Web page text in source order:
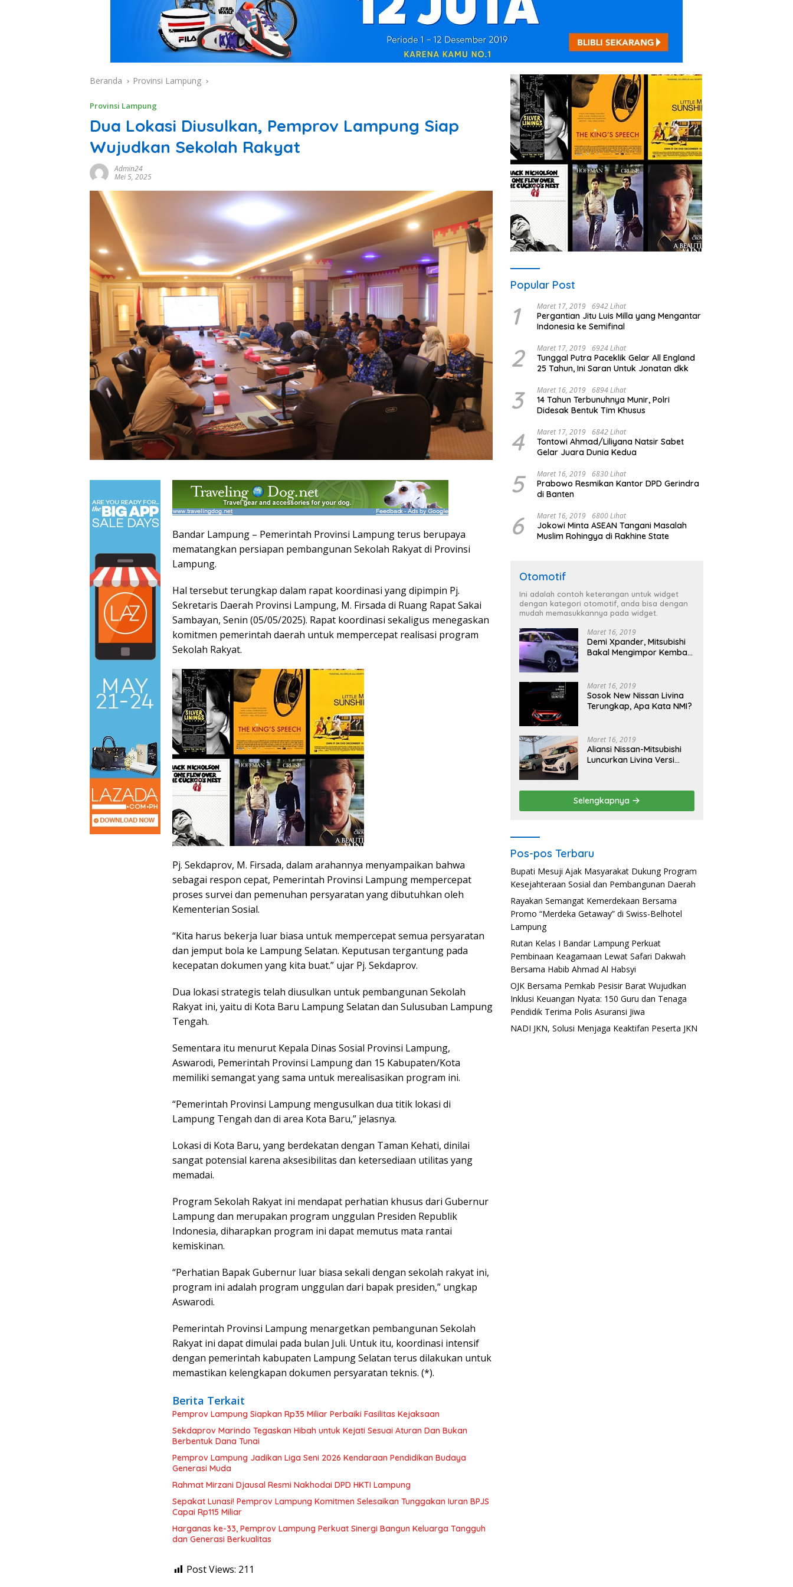
Beranda Provinsi Lampung
Provinsi Lampung
Dua Lokasi Diusulkan, Pemprov Lampung Siap
Wujudkan Sekolah Rakyat
Admin24
Mei 5, 2025
Bandar Lampung – Pemerintah Provinsi Lampung terus berupaya
mematangkan persiapan pembangunan Sekolah Rakyat di Provinsi
Lampung.
Hal tersebut terungkap dalam rapat koordinasi yang dipimpin Pj.
Sekretaris Daerah Provinsi Lampung, M. Firsada di Ruang Rapat Sakai
Sambayan, Senin (05/05/2025). Rapat koordinasi sekaligus menegaskan
komitmen pemerintah daerah untuk mempercepat realisasi program
Sekolah Rakyat.
Pj. Sekdaprov, M. Firsada, dalam arahannya menyampaikan bahwa
sebagai respon cepat, Pemerintah Provinsi Lampung mempercepat
proses survei dan pemenuhan persyaratan yang dibutuhkan oleh
Kementerian Sosial.
“Kita harus bekerja luar biasa untuk mempercepat semua persyaratan
dan jemput bola ke Lampung Selatan. Keputusan tergantung pada
kecepatan dokumen yang kita buat.” ujar Pj. Sekdaprov.
Dua lokasi strategis telah diusulkan untuk pembangunan Sekolah
Rakyat ini, yaitu di Kota Baru Lampung Selatan dan Sulusuban Lampung
Tengah.
Sementara itu menurut Kepala Dinas Sosial Provinsi Lampung,
Aswarodi, Pemerintah Provinsi Lampung dan 15 Kabupaten/Kota
memiliki semangat yang sama untuk merealisasikan program ini.
“Pemerintah Provinsi Lampung mengusulkan dua titik lokasi di
Lampung Tengah dan di area Kota Baru,” jelasnya.
Lokasi di Kota Baru, yang berdekatan dengan Taman Kehati, dinilai
sangat potensial karena aksesibilitas dan ketersediaan utilitas yang
memadai.
Program Sekolah Rakyat ini mendapat perhatian khusus dari Gubernur
Lampung dan merupakan program unggulan Presiden Republik
Indonesia, diharapkan program ini dapat memutus mata rantai
kemiskinan.
“Perhatian Bapak Gubernur luar biasa sekali dengan sekolah rakyat ini,
program ini adalah program unggulan dari bapak presiden,” ungkap
Aswarodi.
Pemerintah Provinsi Lampung menargetkan pembangunan Sekolah
Rakyat ini dapat dimulai pada bulan Juli. Untuk itu, koordinasi intensif
dengan pemerintah kabupaten Lampung Selatan terus dilakukan untuk
memastikan kelengkapan dokumen persyaratan teknis. (*).
Berita Terkait
Pemprov Lampung Siapkan Rp35 Miliar Perbaiki Fasilitas Kejaksaan
Sekdaprov Marindo Tegaskan Hibah untuk Kejati Sesuai Aturan Dan Bukan
Berbentuk Dana Tunai
Pemprov Lampung Jadikan Liga Seni 2026 Kendaraan Pendidikan Budaya
Generasi Muda
Rahmat Mirzani Djausal Resmi Nakhodai DPD HKTI Lampung
Sepakat Lunasi! Pemprov Lampung Komitmen Selesaikan Tunggakan Iuran BPJS
Capai Rp115 Miliar
Harganas ke-33, Pemprov Lampung Perkuat Sinergi Bangun Keluarga Tangguh
dan Generasi Berkualitas
Post Views: 211
Popular Post
1 Maret 17, 2019 6942 Lihat
Pergantian Jitu Luis Milla yang Mengantar
Indonesia ke Semifinal
2 Maret 17, 2019 6924 Lihat
Tunggal Putra Paceklik Gelar All England
25 Tahun, Ini Saran Untuk Jonatan dkk
3 Maret 16, 2019 6894 Lihat
14 Tahun Terbunuhnya Munir, Polri
Didesak Bentuk Tim Khusus
4 Maret 17, 2019 6842 Lihat
Tontowi Ahmad/Liliyana Natsir Sabet
Gelar Juara Dunia Kedua
5 Maret 16, 2019 6830 Lihat
Prabowo Resmikan Kantor DPD Gerindra
di Banten
6 Maret 16, 2019 6800 Lihat
Jokowi Minta ASEAN Tangani Masalah
Muslim Rohingya di Rakhine State
Otomotif
Ini adalah contoh keterangan untuk widget
dengan kategori otomotif, anda bisa dengan
mudah memasukkannya pada widget.
Maret 16, 2019
Demi Xpander, Mitsubishi
Bakal Mengimpor Kembali
Maret 16, 2019
Sosok New Nissan Livina
Terungkap, Apa Kata NMI?
Maret 16, 2019
Aliansi Nissan-Mitsubishi
Luncurkan Livina Versi
Selengkapnya
Pos-pos Terbaru
Bupati Mesuji Ajak Masyarakat Dukung Program
Kesejahteraan Sosial dan Pembangunan Daerah
Rayakan Semangat Kemerdekaan Bersama
Promo “Merdeka Getaway” di Swiss-Belhotel
Lampung
Rutan Kelas I Bandar Lampung Perkuat
Pembinaan Keagamaan Lewat Safari Dakwah
Bersama Habib Ahmad Al Habsyi
OJK Bersama Pemkab Pesisir Barat Wujudkan
Inklusi Keuangan Nyata: 150 Guru dan Tenaga
Pendidik Terima Polis Asuransi Jiwa
NADI JKN, Solusi Menjaga Keaktifan Peserta JKN